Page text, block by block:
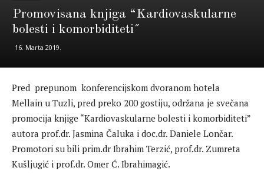
Promovisana knjiga “Kardiovaskularne
bolesti i komorbiditeti˝
16. Marta 2019.
Pred prepunom konferencijskom dvoranom hotela
Mellain u Tuzli, pred preko 200 gostiju, održana je svečana
promocija knjige “Kardiovaskularne bolesti i komorbiditeti”
autora prof.dr. Jasmina Čaluka i doc.dr. Daniele Lončar.
Promotori su bili prim.dr Ibrahim Terzić, prof.dr. Zumreta
Kušljugić i prof.dr. Omer Ć. Ibrahimagić.